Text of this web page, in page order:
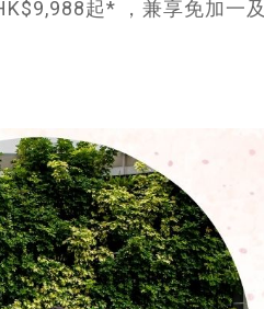
起* ，兼享免加一及